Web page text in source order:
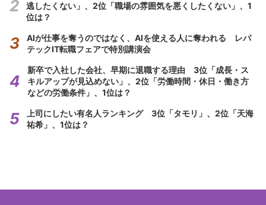
逃したくない」、2位「職場の雰囲気を悪くしたくない」、1
位は？
AIが仕事を奪うのではなく、AIを使える人に奪われる レバ
テックIT転職フェアで特別講演会
新卒で入社した会社、早期に退職する理由 3位「成長・ス
キルアップが見込めない」、2位「労働時間・休日・働き方
などの労働条件」、1位は？
上司にしたい有名人ランキング 3位「タモリ」、2位「天海
祐希」、1位は？